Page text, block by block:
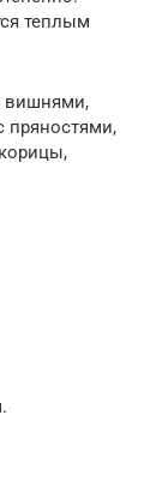
теплым
вишнями,
пряностями,